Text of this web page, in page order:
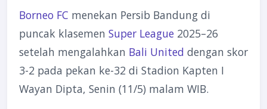
Borneo FC menekan Persib Bandung di
puncak klasemen Super League 2025–26
setelah mengalahkan Bali United dengan skor
3-2 pada pekan ke-32 di Stadion Kapten I
Wayan Dipta, Senin (11/5) malam WIB.